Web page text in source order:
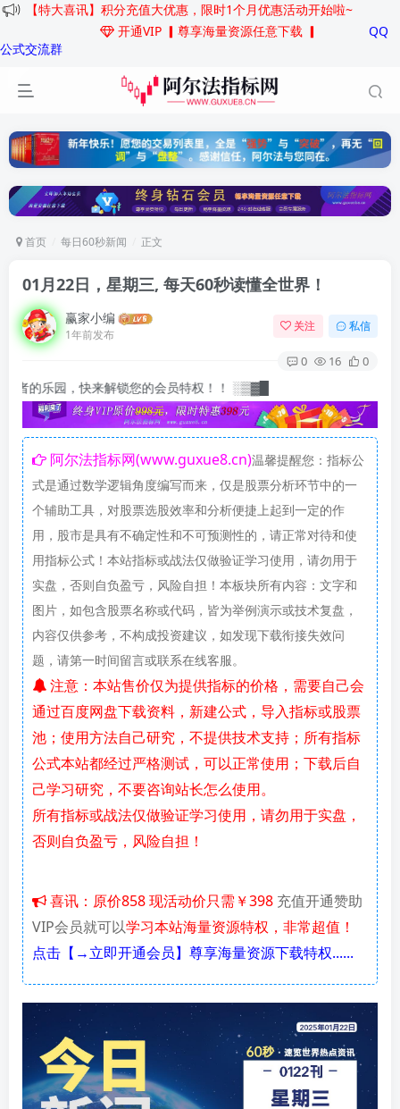
【特大喜讯】积分充值大优惠，限时1个月优惠活动开始啦~
开通VIP ▎尊享海量资源任意下载 ▎
QQ
公式交流群
首页 每日60秒新闻 正文
01月22日，星期三, 每天60秒读懂全世界！
赢家小编
1年前发布
关注 私信
0 16 0
，快来解锁您的会员特权！！ ░▒▓█
阿尔法指标网(www.guxue8.cn)温馨提醒您：指标公
式是通过数学逻辑角度编写而来，仅是股票分析环节中的一
个辅助工具，对股票选股效率和分析便捷上起到一定的作
用，股市是具有不确定性和不可预测性的，请正常对待和使
用指标公式！本站指标或战法仅做验证学习使用，请勿用于
实盘，否则自负盈亏，风险自担！本板块所有内容：文字和
图片，如包含股票名称或代码，皆为举例演示或技术复盘，
内容仅供参考，不构成投资建议，如发现下载衔接失效问
题，请第一时间留言或联系在线客服。
通过百度网盘下载资料，新建公式，导入指标或股票
池；使用方法自己研究，不提供技术支持；所有指标
公式本站都经过严格测试，可以正常使用；下载后自
己学习研究，不要咨询站长怎么使用。
所有指标或战法仅做验证学习使用，请勿用于实盘，
否则自负盈亏，风险自担！
喜讯：原价858 现活动价只需￥398 充值开通赞助
VIP会员就可以学习本站海量资源特权，非常超值！
点击【→立即开通会员】尊享海量资源下载特权......